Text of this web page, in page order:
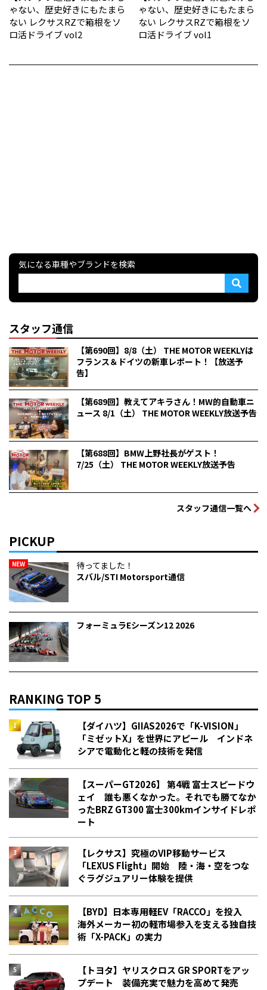
ゃない、歴史好きにもたまら
ない レクサスRZで箱根をソ
ロ活ドライブ vol2
ゃない、歴史好きにもたまら
ない レクサスRZで箱根をソ
ロ活ドライブ vol1
気になる車種やブランドを検索
スタッフ通信
【第690回】8/8（土） THE MOTOR WEEKLYは
フランス＆ドイツの新車レポート！【放送予
告】
【第689回】教えてアキラさん！MW的自動車ニ
ュース 8/1（土） THE MOTOR WEEKLY放送予告
【第688回】BMW上野社長がゲスト！
7/25（土） THE MOTOR WEEKLY放送予告
スタッフ通信一覧へ
PICKUP
NEW
待ってました！
スバル/STI Motorsport通信
フォーミュラEシーズン12 2026
RANKING TOP 5
【ダイハツ】GIIAS2026で「K-VISION」
「ミゼットX」を世界にアピール インドネ
シアで電動化と軽の技術を発信
【スーパーGT2026】 第4戦 富士スピードウ
ェイ 誰も悪くなかった。それでも勝てなか
った――BRZ GT300 富士300kmインサイドレポ
ート
【レクサス】究極のVIP移動サービス
「LEXUS Flight」開始 陸・海・空をつな
ぐラグジュアリー体験を提供
【BYD】日本専用軽EV「RACCO」を投入
海外メーカー初の軽市場参入を支える独自技
術「X-PACK」の実力
【トヨタ】ヤリスクロス GR SPORTをアッ
プデート 装備充実で魅力を高めて発売